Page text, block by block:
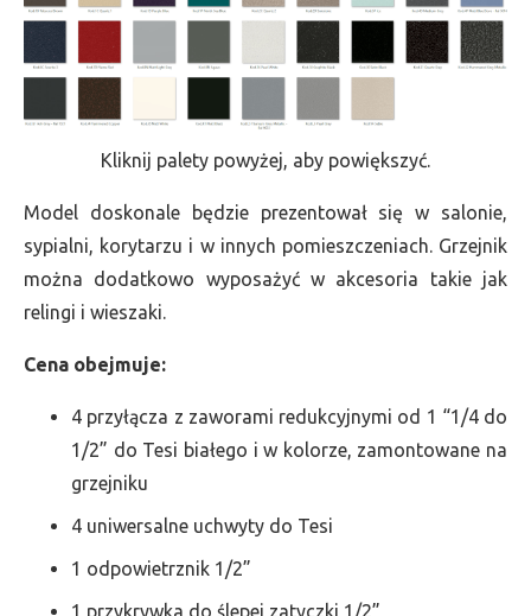
Kliknij palety powyżej, aby powiększyć.
Model doskonale będzie prezentował się w salonie,
sypialni, korytarzu i w innych pomieszczeniach. Grzejnik
można dodatkowo wyposażyć w akcesoria takie jak
relingi i wieszaki.
Cena obejmuje:
4 przyłącza z zaworami redukcyjnymi od 1 “1/4 do
1/2” do Tesi białego i w kolorze, zamontowane na
grzejniku
4 uniwersalne uchwyty do Tesi
1 odpowietrznik 1/2”
1 przykrywka do ślepej zatyczki 1/2”